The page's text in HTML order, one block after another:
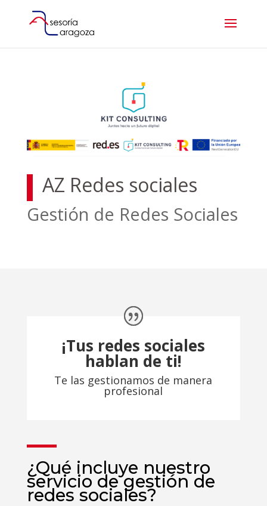
AZ Redes sociales
Gestión de Redes Sociales
¡Tus redes sociales
hablan de ti!
Te las gestionamos de manera
profesional
¿Qué incluye nuestro
servicio de gestión de
redes sociales?